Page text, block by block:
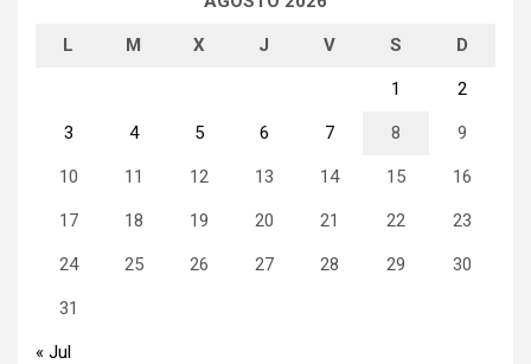
L M X J V S D
1 2
3 4 5 6 7 8 9
10 11 12 13 14 15 16
17 18 19 20 21 22 23
24 25 26 27 28 29 30
31
« Jul